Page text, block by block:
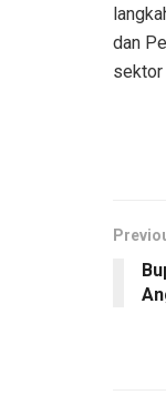
dan
sektor